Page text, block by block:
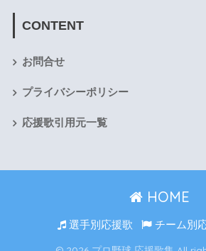
CONTENT
お問合せ
プライバシーポリシー
応援歌引用元一覧
HOME
選手別応援歌 チーム別